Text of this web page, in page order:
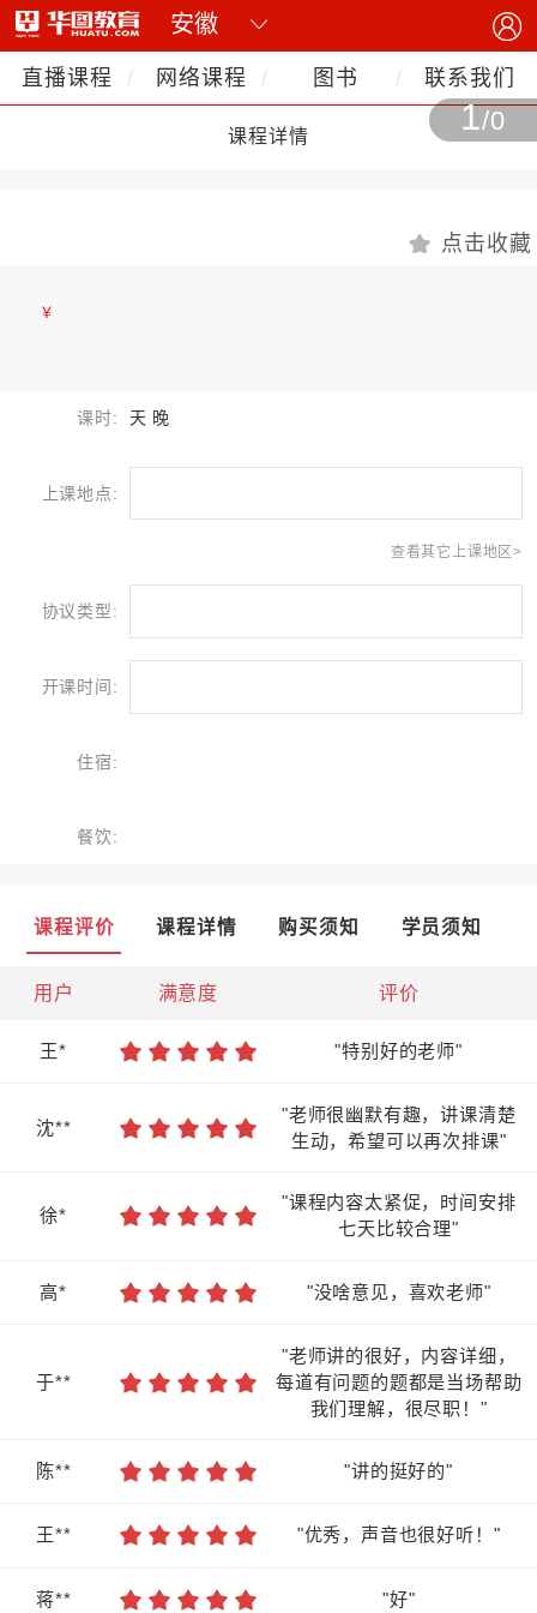
直播课程 网络课程 图书 联系我们
课程详情 1/0
点击收藏
￥
课时: 天 晚
上课地点:
查看其它上课地区>
协议类型:
开课时间:
住宿:
餐饮:
课程评价 课程详情 购买须知 学员须知
用户 满意度 评价
王* "特别好的老师"
沈**
"老师很幽默有趣，讲课清楚
生动，希望可以再次排课"
徐*
"课程内容太紧促，时间安排
七天比较合理"
高* "没啥意见，喜欢老师"
于**
"老师讲的很好，内容详细，
每道有问题的题都是当场帮助
我们理解，很尽职！"
陈** "讲的挺好的"
王** "优秀，声音也很好听！"
蒋** "好"